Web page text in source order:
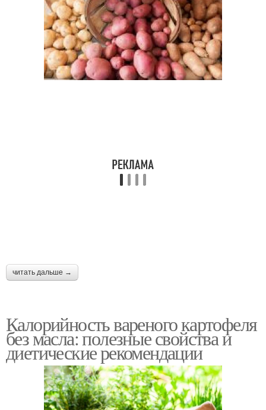
читать дальше →
Калорийность вареного картофеля
без масла: полезные свойства и
диетические рекомендации